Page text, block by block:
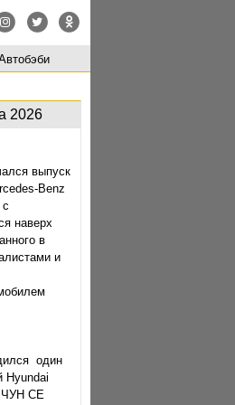
2026
выпуск
Benz
наверх
в
и
один
Hyundai
ЧУН СЕ